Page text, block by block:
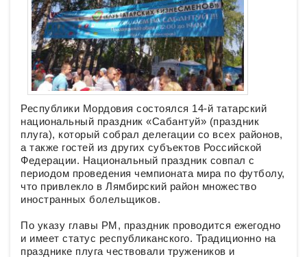
Республики Мордовия состоялся 14-й татарский
национальный праздник «Сабантуй» (праздник
плуга), который собрал делегации со всех районов,
а также гостей из других субъектов Российской
Федерации. Национальный праздник совпал с
периодом проведения чемпионата мира по футболу,
что привлекло в Лямбирский район множество
иностранных болельщиков.
По указу главы РМ, праздник проводится ежегодно
и имеет статус республиканского. Традиционно на
празднике плуга чествовали тружеников и